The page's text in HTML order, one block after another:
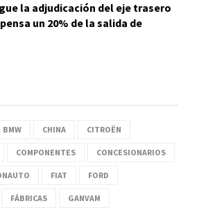
la adjudicación del eje trasero
un 20% de la salida de
BMW CHINA CITROËN
COMPONENTES CONCESIONARIOS
FIAT FORD
FÁBRICAS GANVAM